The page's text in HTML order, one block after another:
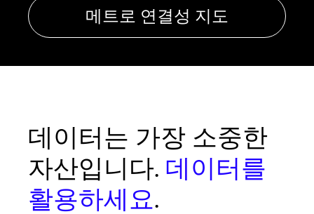
메트로 연결성 지도
데이터는 가장 소중한
자산입니다. 데이터를
활용하세요.